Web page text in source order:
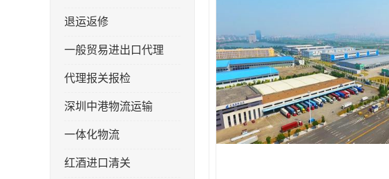
退运返修
一般贸易进出口代理
代理报关报检
深圳中港物流运输
一体化物流
红酒进口清关